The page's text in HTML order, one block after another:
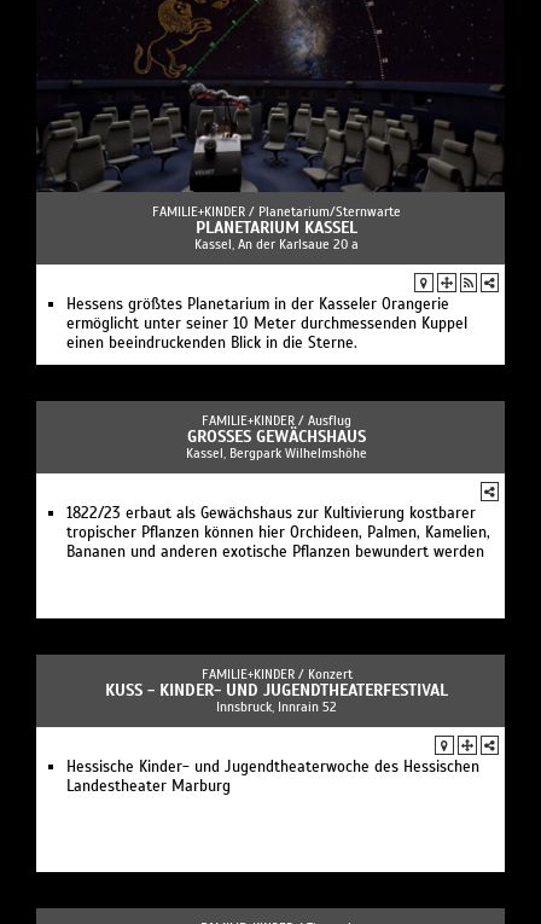
FAMILIE+KINDER / Planetarium/Sternwarte
PLANETARIUM KASSEL
Kassel, An der Karlsaue 20 a
Hessens größtes Planetarium in der Kasseler Orangerie
ermöglicht unter seiner 10 Meter durchmessenden Kuppel
einen beeindruckenden Blick in die Sterne.
FAMILIE+KINDER / Ausflug
GROSSES GEWÄCHSHAUS
Kassel, Bergpark Wilhelmshöhe
1822/23 erbaut als Gewächshaus zur Kultivierung kostbarer
tropischer Pflanzen können hier Orchideen, Palmen, Kamelien,
Bananen und anderen exotische Pflanzen bewundert werden
FAMILIE+KINDER / Konzert
KUSS - KINDER- UND JUGENDTHEATERFESTIVAL
Innsbruck, Innrain 52
Hessische Kinder- und Jugendtheaterwoche des Hessischen
Landestheater Marburg